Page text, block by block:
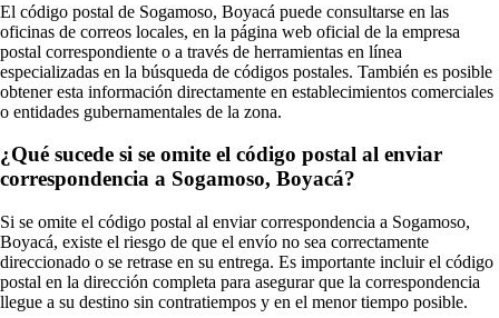
El código postal de Sogamoso, Boyacá puede consultarse en las
oficinas de correos locales, en la página web oficial de la empresa
postal correspondiente o a través de herramientas en línea
especializadas en la búsqueda de códigos postales. También es posible
obtener esta información directamente en establecimientos comerciales
o entidades gubernamentales de la zona.
¿Qué sucede si se omite el código postal al enviar
correspondencia a Sogamoso, Boyacá?
Si se omite el código postal al enviar correspondencia a Sogamoso,
Boyacá, existe el riesgo de que el envío no sea correctamente
direccionado o se retrase en su entrega. Es importante incluir el código
postal en la dirección completa para asegurar que la correspondencia
llegue a su destino sin contratiempos y en el menor tiempo posible.